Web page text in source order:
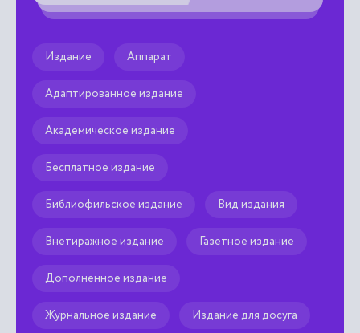
Издание Аппарат
Адаптированное издание
Академическое издание
Бесплатное издание
Библиофильское издание Вид издания
Внетиражное издание Газетное издание
Дополненное издание
Журнальное издание Издание для досуга